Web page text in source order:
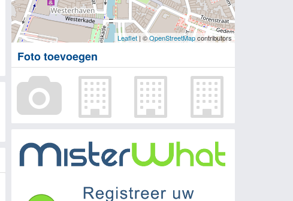
Leaflet| ©OpenStreetMapcontributors
Foto toevoegen